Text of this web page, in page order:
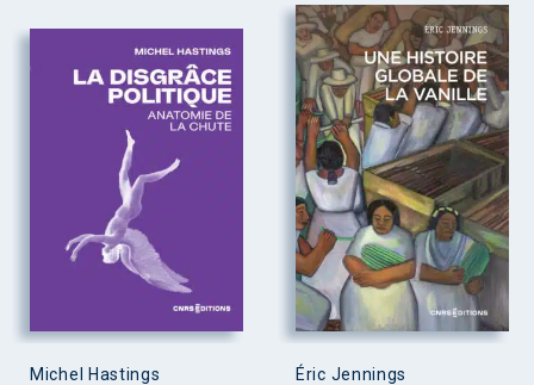
Michel Hastings Éric Jennings